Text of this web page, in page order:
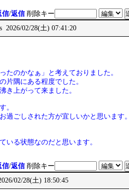
信/返信 削除キー
2026/02/28(土) 07:41:20
たのかなぁ」と考えておりました。
片隅にある程度でした。
き上がって来ました。
。
ごしされた方が宜しいかと思います。
いる状態なのだと思います。
信/返信 削除キー
02/28(土) 18:50:45